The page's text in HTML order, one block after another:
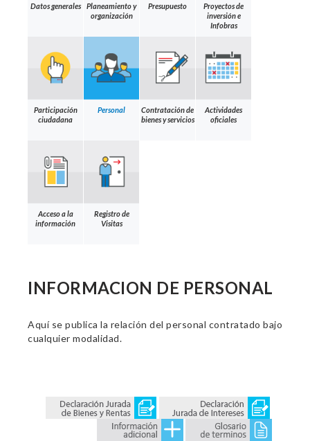
Datos generales
Planeamiento y
organización
Presupuesto
Proyectos de
inversión e
Infobras
Participación
ciudadana
Personal
Contratación de
bienes y servicios
Actividades
oficiales
Acceso a la
información
Registro de
Visitas
INFORMACION DE PERSONAL
Aquí se publica la relación del personal contratado bajo
cualquier modalidad.